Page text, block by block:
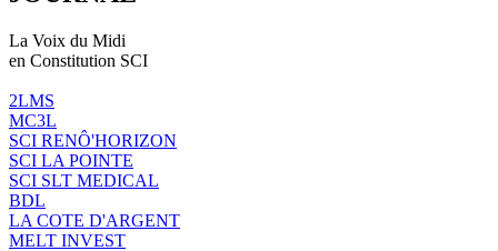
La Voix du Midi
en Constitution SCI
2LMS
MC3L
SCI RENÔ'HORIZON
SCI LA POINTE
SCI SLT MEDICAL
BDL
LA COTE D'ARGENT
MELT INVEST